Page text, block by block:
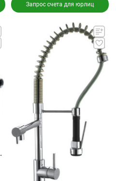
Запрос счета для юрлиц